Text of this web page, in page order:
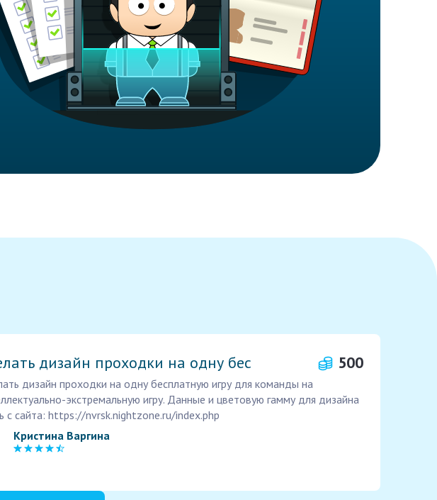
дизайн проходки на одну бес 500
дизайн проходки на одну бесплатную игру для команды на
экстремальную игру. Данные и цветовую гамму для дизайна
с сайта: https://nvrsk.nightzone.ru/index.php
Кристина Варгина